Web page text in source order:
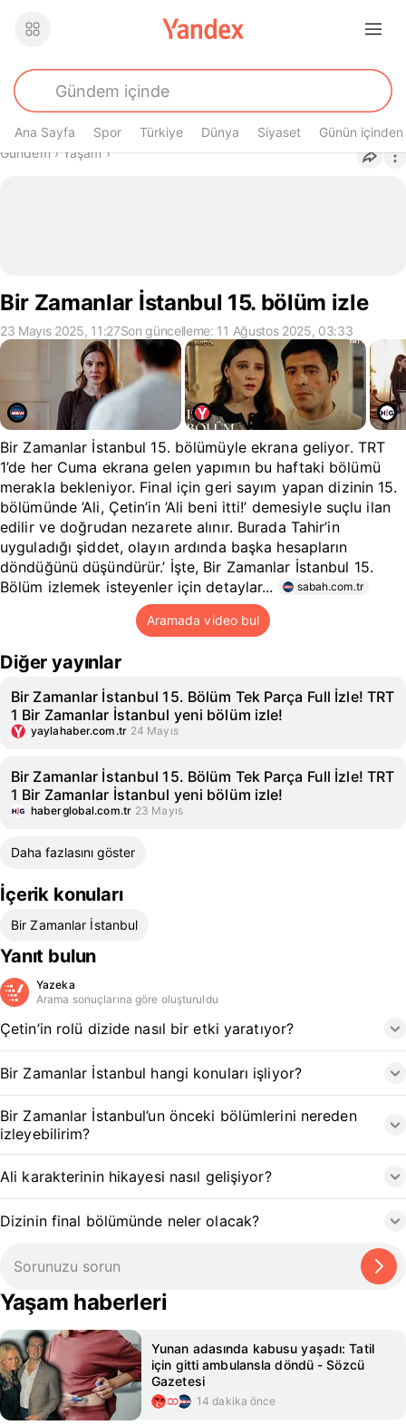
Ana Sayfa Spor Türkiye Dünya Siyaset Günün içinden
Buradasın
Gündem› Yaşam›
Bir Zamanlar İstanbul 15. bölüm izle
23 Mayıs 2025, 11:27Son güncelleme: 11 Ağustos 2025, 03:33
Bir Zamanlar İstanbul 15. bölümüyle ekrana geliyor. TRT
1’de her Cuma ekrana gelen yapımın bu haftaki bölümü
merakla bekleniyor. Final için geri sayım yapan dizinin 15.
bölümünde ’Ali, Çetin’in ’Ali beni itti!’ demesiyle suçlu ilan
edilir ve doğrudan nezarete alınır. Burada Tahir’in
uyguladığı şiddet, olayın ardında başka hesapların
döndüğünü düşündürür.’ İşte, Bir Zamanlar İstanbul 15.
Bölüm izlemek isteyenler için detaylar...
sabah.com.tr
Aramada video bul
Diğer yayınlar
Bir Zamanlar İstanbul 15. Bölüm Tek Parça Full İzle! TRT
1 Bir Zamanlar İstanbul yeni bölüm izle!
yaylahaber.com.tr 24 Mayıs
Bir Zamanlar İstanbul 15. Bölüm Tek Parça Full İzle! TRT
1 Bir Zamanlar İstanbul yeni bölüm izle!
haberglobal.com.tr 23 Mayıs
Daha fazlasını göster
İçerik konuları
Bir Zamanlar İstanbul
Yanıt bulun
Yazeka
Arama sonuçlarına göre oluşturuldu
Çetin’in rolü dizide nasıl bir etki yaratıyor?
Bir Zamanlar İstanbul hangi konuları işliyor?
Bir Zamanlar İstanbul’un önceki bölümlerini nereden
izleyebilirim?
Ali karakterinin hikayesi nasıl gelişiyor?
Dizinin final bölümünde neler olacak?
Yaşam haberleri
Yunan adasında kabusu yaşadı: Tatil
için gitti ambulansla döndü - Sözcü
Gazetesi
14 dakika önce